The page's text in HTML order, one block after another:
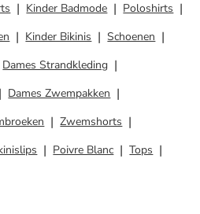
Kinder Badmode
Poloshirts
Kinder Bikinis
Schoenen
Dames Strandkleding
Dames Zwempakken
Zwemshorts
Poivre Blanc
Tops